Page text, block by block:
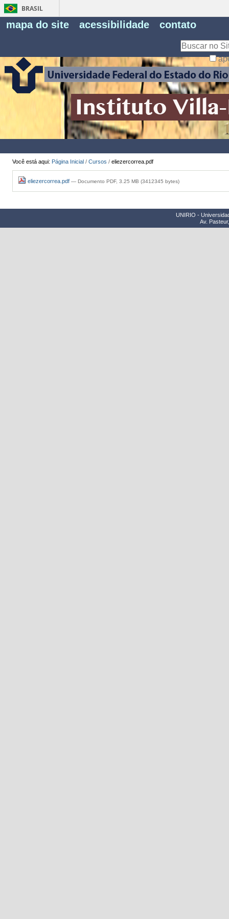
BRASIL
mapa do site acessibilidade contato
Você está aqui: Página Inicial / Cursos / eliezercorrea.pdf
eliezercorrea.pdf — Documento PDF, 3.25 MB (3412345 bytes)
UNIRIO -
Av.